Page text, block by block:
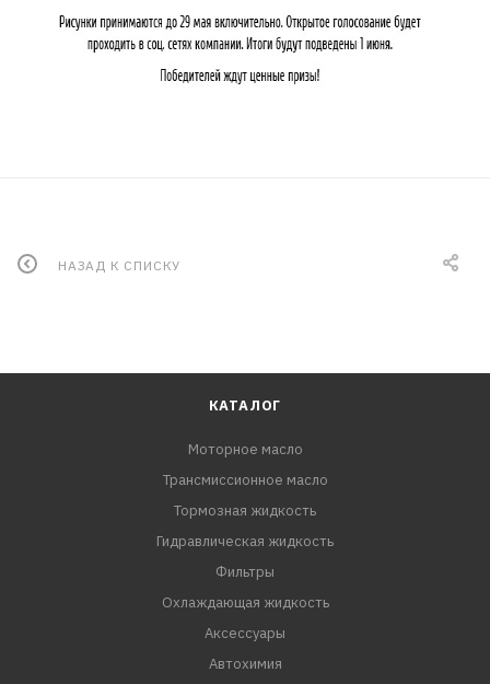
НАЗАД К СПИСКУ
КАТАЛОГ
Моторное масло
Трансмиссионное масло
Тормозная жидкость
Гидравлическая жидкость
Фильтры
Охлаждающая жидкость
Аксессуары
Автохимия